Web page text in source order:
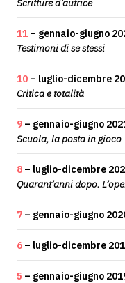
11 – gennaio-giugno
Testimoni di se stessi
10 – luglio-dicembre
Critica e totalità
9 – gennaio-giugno
Scuola, la posta in gioco
8 – luglio-dicembre
Quarant’anni dopo.
7 – gennaio-giugno
6 – luglio-dicembre
5 – gennaio-giugno